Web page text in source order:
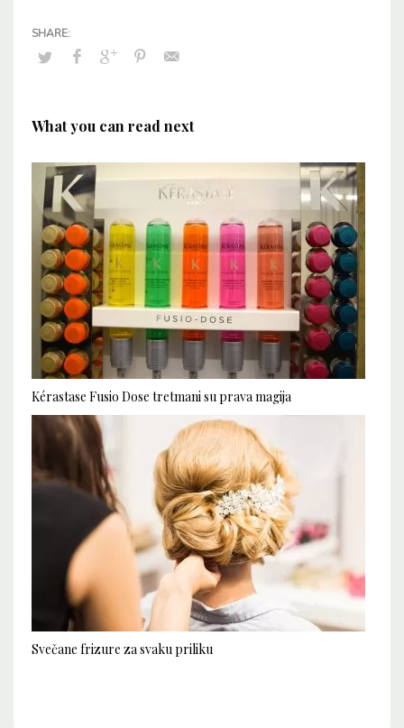
What you can read next
Kérastase Fusio Dose tretmani su prava magija
Svečane frizure za svaku priliku